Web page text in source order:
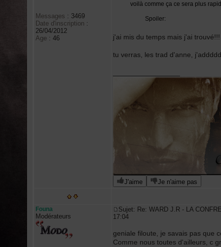
Messages : 3469
Date d'inscription :
26/04/2012
Age : 46
voilà comme ça ce sera plus
Spoiler:
j'ai mis du temps mais j'ai trouvé!!!
tu verras, les trad d'anne,
J'aime Je n'aime pas
Founa
Modérateurs
Sujet: Re: WARD J.R - LA
17:04
geniale filoute, je savais pas que
Comme nous toutes d'ailleurs, c